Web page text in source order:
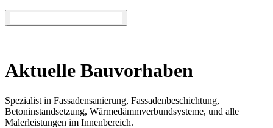
Aktuelle Bauvorhaben
Spezialist in Fassadensanierung, Fassadenbeschichtung,
Betoninstandsetzung, Wärmedämmverbundsysteme, und alle
Malerleistungen im Innenbereich.